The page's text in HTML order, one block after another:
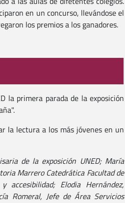
en un concurso, llevándose el
los premios a los ganadores.
la primera parada de la exposición
la lectura a los más jóvenes en un
de la exposición UNED; María
Marrero Catedrática Facultad de
accesibilidad; Elodia Hernández,
Romeral, Jefe de Área Servicios